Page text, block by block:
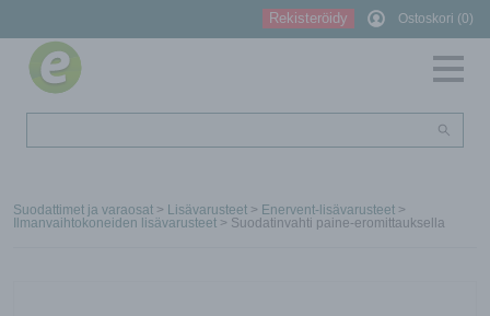
Rekisteröidy Ostoskori (0)
Suodattimet ja varaosat > Lisävarusteet > Enervent-lisävarusteet >
Ilmanvaihtokoneiden lisävarusteet > Suodatinvahti paine-eromittauksella